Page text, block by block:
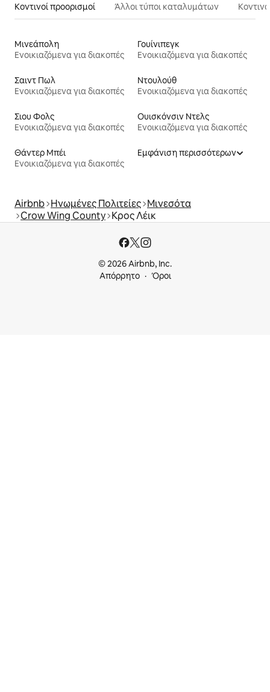
Κοντινοί προορισμοί Άλλοι τύποι καταλυμάτων
Μινεάπολη
Ενοικιαζόμενα για διακοπές
Γουίνιπεγκ
Ενοικιαζόμενα για διακοπές
Σαιντ Πωλ
Ενοικιαζόμενα για διακοπές
Ντουλούθ
Ενοικιαζόμενα για διακοπές
Σιου Φολς
Ενοικιαζόμενα για διακοπές
Ουισκόνσιν Ντελς
Ενοικιαζόμενα για διακοπές
Θάντερ Μπέι
Ενοικιαζόμενα για διακοπές
Εμφάνιση περισσότερων
Airbnb Ηνωμένες Πολιτείες Μινεσότα
Crow Wing County Κρος Λέικ
© 2026 Airbnb, Inc.
Απόρρητο
Όροι